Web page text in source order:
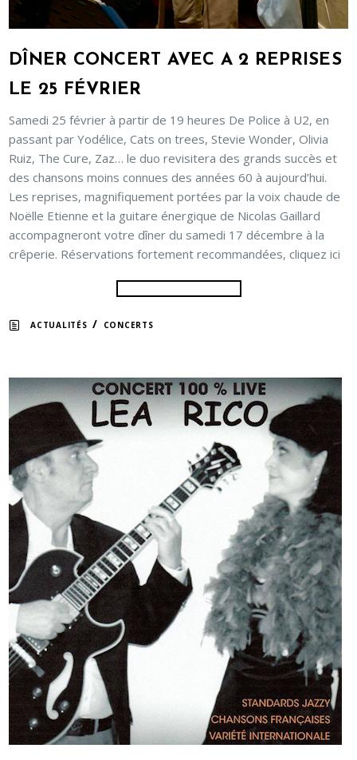
DÎNER CONCERT AVEC A 2 REPRISES
LE 25 FÉVRIER
Samedi 25 février à partir de 19 heures De Police à U2, en
passant par Yodélice, Cats on trees, Stevie Wonder, Olivia
Ruiz, The Cure, Zaz… le duo revisitera des grands succès et
des chansons moins connues des années 60 à aujourd’hui.
Les reprises, magnifiquement portées par la voix chaude de
Noëlle Etienne et la guitare énergique de Nicolas Gaillard
accompagneront votre dîner du samedi 17 décembre à la
crêperie. Réservations fortement recommandées, cliquez ici
ACTUALITÉS / CONCERTS